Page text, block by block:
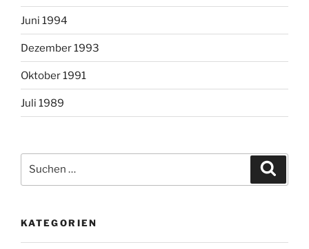
Juni 1994
Dezember 1993
Oktober 1991
Juli 1989
nach:
KATEGORIEN